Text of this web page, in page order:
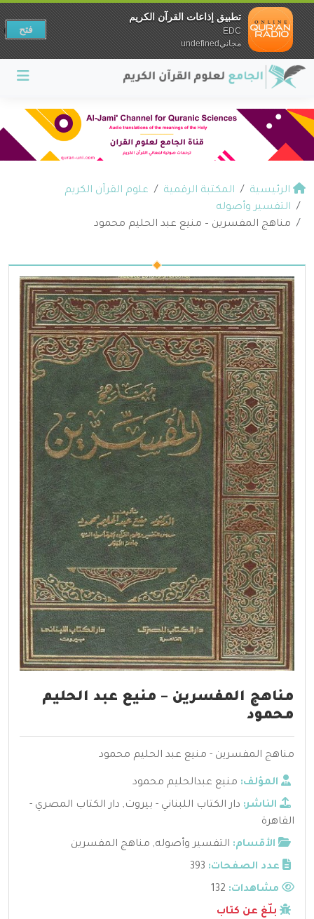
الرئيسية المكتبة الرقمية
علوم القرآن الكريم
التفسير وأصوله
مناهج المفسرين – منيع عبد الحليم محمود
مناهج المفسرين – منيع عبد الحليم
محمود
مناهج المفسرين - منيع عبد الحليم محمود
المؤلف: منيع عبدالحليم محمود
الناشر: دار الكتاب اللبناني - بيروت, دار الكتاب المصري -
القاهرة
الأقسام: التفسير وأصوله, مناهج المفسرين
عدد الصفحات: 393
مشاهدات:
بلّغ عن كتاب
تطبيق إذاعات القرآن الكريم
EDC
مجانيundefined
فتح